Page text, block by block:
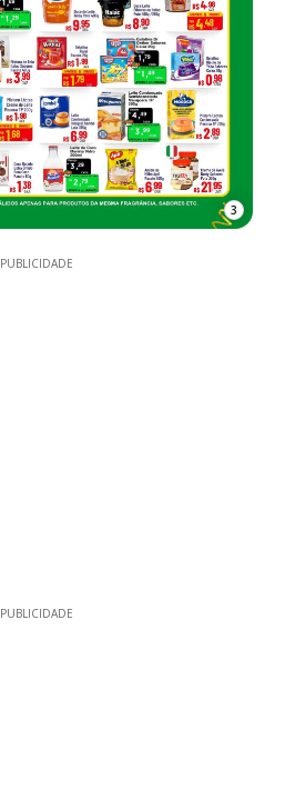
3
PUBLICIDADE
PUBLICIDADE